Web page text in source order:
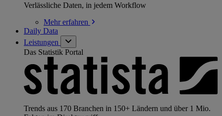
Verlässliche Daten, in jedem Workflow
Mehrerfahren
Daily Data
Leistungen
Das Statistik Portal
Trends aus 170 Branchen in 150+ Ländern und über 1 Mio.